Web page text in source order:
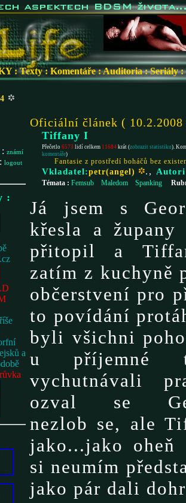
:Texty: Komentáře:Auditoria:Seriály:
: známí
: logout
:
Oficiální článek ( 10.2.2008
Tiffany I
Přečetlo 6573 lidí celkem 11684 krát (zobrazit statistiku).
komentáře)
Fantasie z prostředí boháčů bez
Vkladatel:petr(angel) .,
Témata : Femsub Maledom Spanking
Já jsem s
křesla a
přitopil a
zatím z kuchyně
občerstvení pro
to povídání
byli všichni
u příjemné
vychutnávali
ozval se
nezlob se, ale
jako...jako oheň
si neumím
jako pár dali